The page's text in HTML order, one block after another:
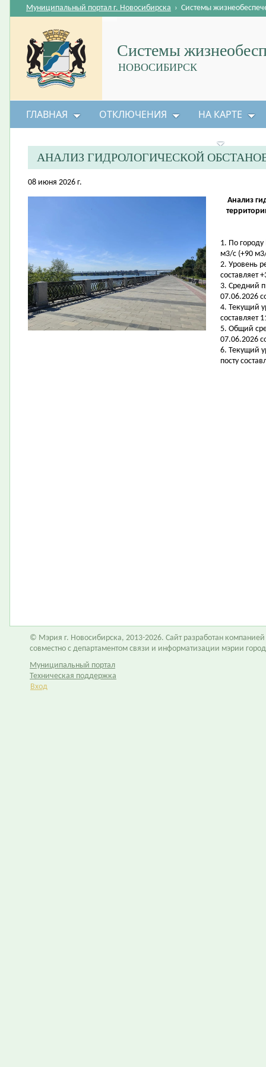
Системы
НОВОСИБИРСК
Муниципальный портал г. Новосибирска › Системы
ГЛАВНАЯ ОТКЛЮЧЕНИЯ НА КАРТЕ
АНАЛИЗ ГИДРОЛОГИЧЕСКОЙ
08 июня 2026 г.
Анализ
1. По городу
м3/с (+90
2. Уровень
составляет
3. Средний
07.06.2026
4. Текущий
составляет
5. Общий
07.06.2026
6. Текущий
посту
© Мэрия г. Новосибирска, 2013-2026. Сайт разработан компанией
совместно с департаментом связи и информатизации мэрии
Муниципальный портал
Техническая поддержка
Вход